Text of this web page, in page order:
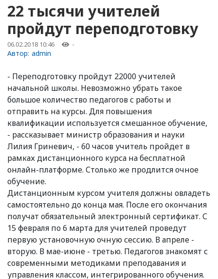
22 тысячи учителей
пройдут переподготовку
06.02.2018 10:46 -
Автор: admin
- Переподготовку пройдут 22000 учителей
начальной школы. Невозможно убрать такое
большое количество педагогов с работы и
отправить на курсы. Для повышения
квалификации используется смешанное обучение,
- рассказывает министр образования и науки
Лилия Гриневич, - 60 часов учитель пройдет в
рамках дистанционного курса на бесплатной
онлайн-платформе. Столько же продлится очное
обучение.
Дистанционным курсом учителя должны овладеть
самостоятельно до конца мая. После его окончания
получат обязательный электронный сертификат. С
15 февраля по 6 марта для учителей проведут
первую установочную очную сессию. В апреле -
вторую. В мае-июне - третью. Педагогов знакомят с
современными методиками преподавания и
управления классом, интегрированного обучения.